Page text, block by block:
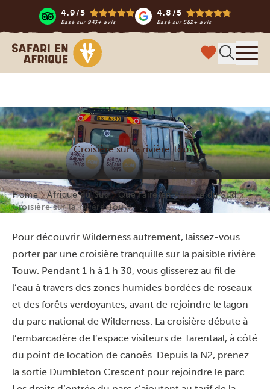
4.9/5
Basé sur 943+ avis
4.8/5
Basé sur 582+ avis
Safari en Afrique
Croisière sur la rivière Touw
Home Afrique du Sud
Que faire en Afrique du Sud
Croisière sur la rivière Touw
Pour découvrir Wilderness autrement, laissez-vous
porter par une croisière tranquille sur la paisible rivière
Touw. Pendant 1 h à 1 h 30, vous glisserez au fil de
l’eau à travers des zones humides bordées de roseaux
et des forêts verdoyantes, avant de rejoindre le lagon
du parc national de Wilderness. La croisière débute à
l’embarcadère de l’espace visiteurs de Tarentaal, à côté
du point de location de canoës. Depuis la N2, prenez
la sortie Dumbleton Crescent pour rejoindre le parc.